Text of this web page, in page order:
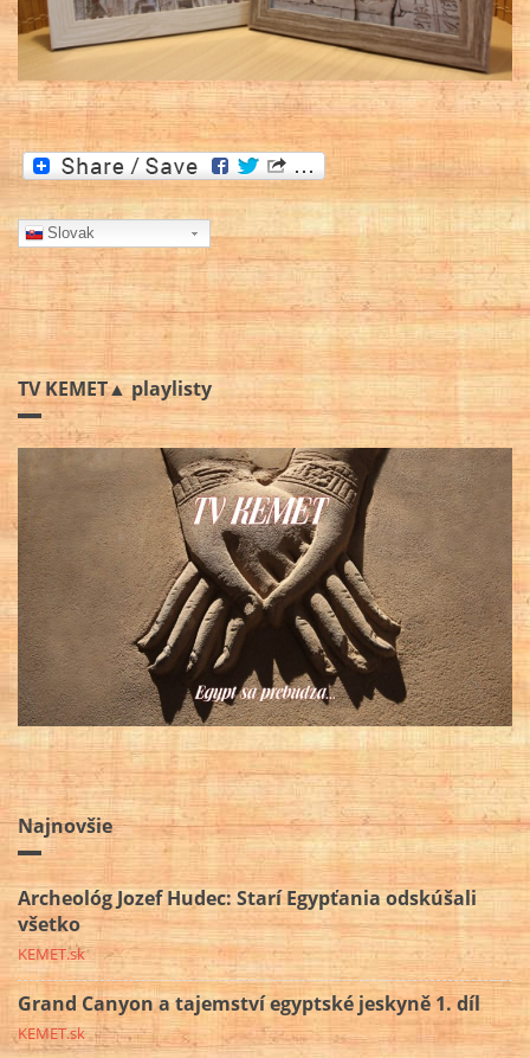
Slovak
TV KEMET▲ playlisty
Najnovšie
Archeológ Jozef Hudec: Starí Egypťania odskúšali
všetko
KEMET.sk
Grand Canyon a tajemství egyptské jeskyně 1. díl
KEMET.sk